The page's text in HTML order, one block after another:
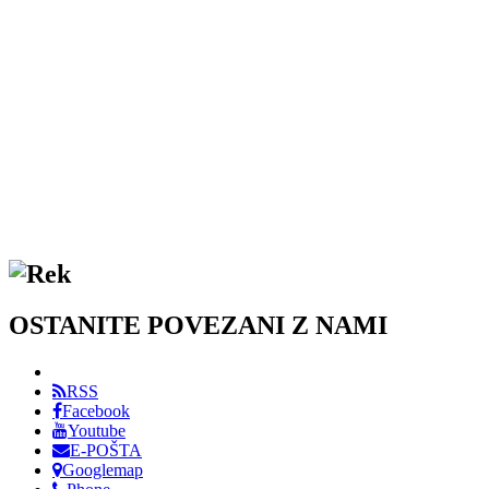
OSTANITE POVEZANI Z NAMI
RSS
Facebook
Youtube
E-POŠTA
Googlemap